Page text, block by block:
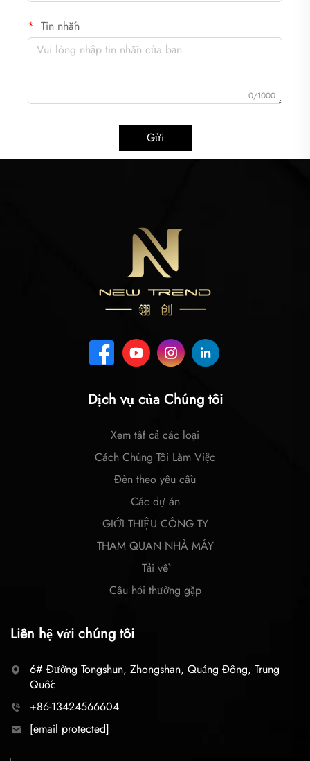
Tin nhắn
0/1000
Gửi
Dịch vụ của Chúng tôi
Xem tất cả các loại
Cách Chúng Tôi Làm Việc
Đèn theo yêu cầu
Các dự án
GIỚI THIỆU CÔNG TY
THAM QUAN NHÀ MÁY
Tải về
Câu hỏi thường gặp
Liên hệ với chúng tôi
6# Đường Tongshun, Zhongshan, Quảng Đông, Trung
Quốc
+86-13424566604
[email protected]